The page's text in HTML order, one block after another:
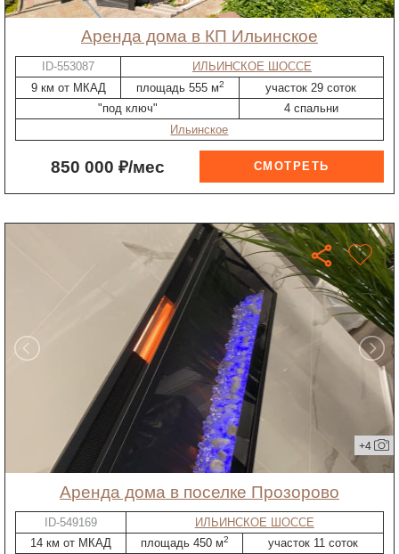
Аренда дома в КП Ильинское
ID-553087
ИЛЬИНСКОЕ ШОССЕ
9 км от МКАД
площадь 555 м2
участок 29 соток
"под ключ"
4 спальни
Ильинское
850 000 ₽/мес
+4
Аренда дома в поселке Прозорово
ID-549169
ИЛЬИНСКОЕ ШОССЕ
14 км от МКАД
площадь 450 м2
участок 11 соток